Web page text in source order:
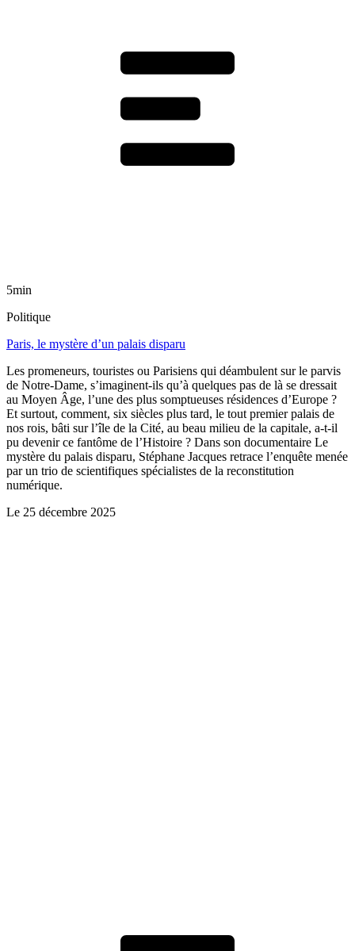
5min
Politique
Paris, le mystère d’un palais disparu
Les promeneurs, touristes ou Parisiens qui déambulent sur le parvis
de Notre-Dame, s’imaginent-ils qu’à quelques pas de là se dressait
au Moyen Âge, l’une des plus somptueuses résidences d’Europe ?
Et surtout, comment, six siècles plus tard, le tout premier palais de
nos rois, bâti sur l’île de la Cité, au beau milieu de la capitale, a-t-il
pu devenir ce fantôme de l’Histoire ? Dans son documentaire Le
mystère du palais disparu, Stéphane Jacques retrace l’enquête menée
par un trio de scientifiques spécialistes de la reconstitution
numérique.
Le 25 décembre 2025